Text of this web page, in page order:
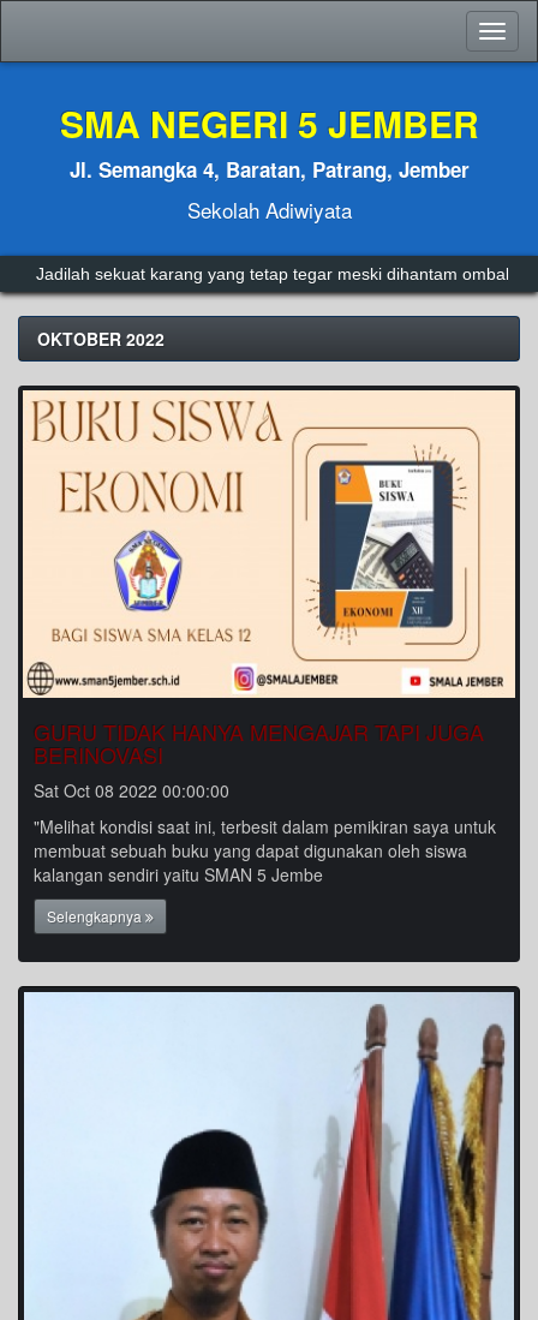
SMA NEGERI 5 JEMBER
Jl. Semangka 4, Baratan, Patrang, Jember
Sekolah Adiwiyata
Jadilah sekuat karang yang tetap tegar meski dihantam ombak.
OKTOBER 2022
GURU TIDAK HANYA MENGAJAR TAPI JUGA
BERINOVASI
Sat Oct 08 2022 00:00:00
"Melihat kondisi saat ini, terbesit dalam pemikiran saya untuk
membuat sebuah buku yang dapat digunakan oleh siswa
kalangan sendiri yaitu SMAN 5 Jembe
Selengkapnya